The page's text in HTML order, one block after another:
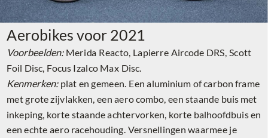
Aerobikes voor 2021
Voorbeelden:Merida Reacto, Lapierre Aircode DRS, Scott
Foil Disc, Focus Izalco Max Disc.
Kenmerken:plat en gemeen. Een aluminium of carbon frame
met grote zijvlakken, een aero combo, een staande buis met
inkeping, korte staande achtervorken, korte balhoofdbuis en
een echte aero racehouding. Versnellingen waarmee je